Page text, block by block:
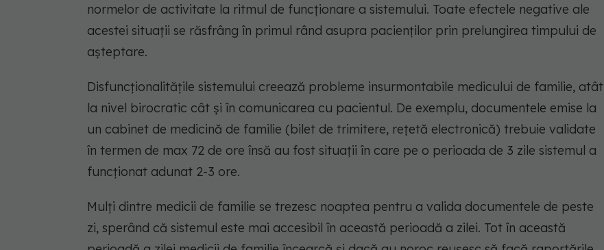
normelor de activitate la ritmul de funcționare a sistemului. Toate efectele negative ale
acestei situații se răsfrâng în primul rând asupra pacienților prin prelungirea timpului de
așteptare.
Disfuncționalitățile sistemului creează probleme insurmontabile medicului de familie, atât
la nivel birocratic cât și în comunicarea cu pacientul. De exemplu, documentele emise la
un cabinet de medicină de familie (bilet de trimitere, rețetă electronică) trebuie validate
în termen de max 72 de ore însă au fost situații în care pe o perioada de 3 zile sistemul a
funcționat adunat 2-3 ore.
Mulți dintre medicii de familie se trezesc noaptea pentru a valida documentele de peste
zi, sperând că sistemul este mai accesibil în această perioadă a zilei. Tot în această